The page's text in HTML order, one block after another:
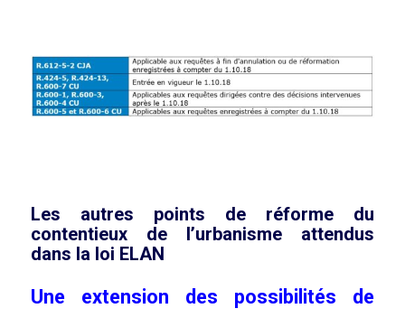
Les autres points de réforme du
contentieux de l’urbanisme attendus
dans la loi ELAN
Une extension des possibilités de